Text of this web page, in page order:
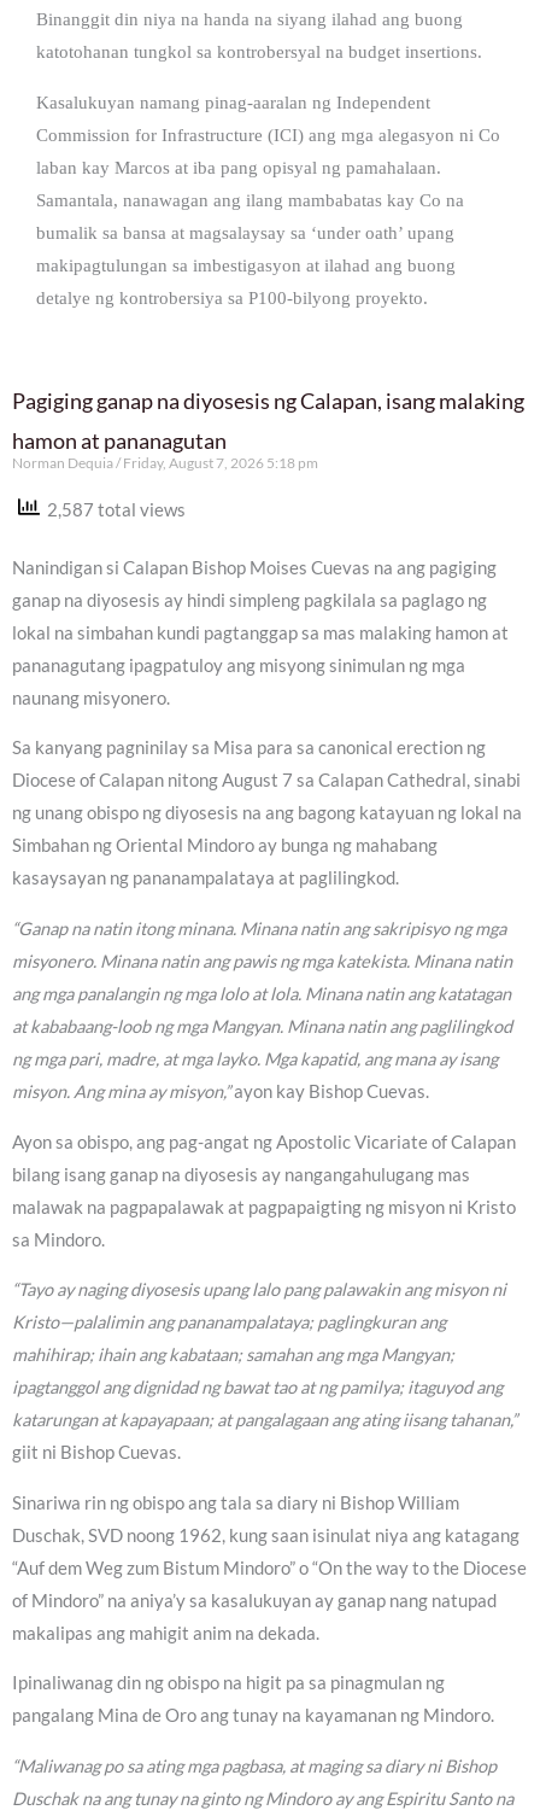
Binanggit din niya na handa na siyang ilahad ang buong
katotohanan tungkol sa kontrobersyal na budget insertions.
Kasalukuyan namang pinag-aaralan ng Independent
Commission for Infrastructure (ICI) ang mga alegasyon ni Co
laban kay Marcos at iba pang opisyal ng pamahalaan.
Samantala, nanawagan ang ilang mambabatas kay Co na
bumalik sa bansa at magsalaysay sa ‘under oath’ upang
makipagtulungan sa imbestigasyon at ilahad ang buong
detalye ng kontrobersiya sa P100-bilyong proyekto.
Pagiging ganap na diyosesis ng Calapan, isang malaking
hamon at pananagutan
Norman Dequia Friday, August 7, 2026 5:18 pm
2,587 total views
Nanindigan si Calapan Bishop Moises Cuevas na ang pagiging
ganap na diyosesis ay hindi simpleng pagkilala sa paglago ng
lokal na simbahan kundi pagtanggap sa mas malaking hamon at
pananagutang ipagpatuloy ang misyong sinimulan ng mga
naunang misyonero.
Sa kanyang pagninilay sa Misa para sa canonical erection ng
Diocese of Calapan nitong August 7 sa Calapan Cathedral, sinabi
ng unang obispo ng diyosesis na ang bagong katayuan ng lokal na
Simbahan ng Oriental Mindoro ay bunga ng mahabang
kasaysayan ng pananampalataya at paglilingkod.
“Ganap na natin itong minana. Minana natin ang sakripisyo ng mga
misyonero. Minana natin ang pawis ng mga katekista. Minana natin
ang mga panalangin ng mga lolo at lola. Minana natin ang katatagan
at kababaang-loob ng mga Mangyan. Minana natin ang paglilingkod
ng mga pari, madre, at mga layko. Mga kapatid, ang mana ay isang
misyon. Ang mina ay misyon,”ayon kay Bishop Cuevas.
Ayon sa obispo, ang pag-angat ng Apostolic Vicariate of Calapan
bilang isang ganap na diyosesis ay nangangahulugang mas
malawak na pagpapalawak at pagpapaigting ng misyon ni Kristo
sa Mindoro.
“Tayo ay naging diyosesis upang lalo pang palawakin ang misyon ni
Kristo—palalimin ang pananampalataya; paglingkuran ang
mahihirap; ihain ang kabataan; samahan ang mga Mangyan;
ipagtanggol ang dignidad ng bawat tao at ng pamilya; itaguyod ang
katarungan at kapayapaan; at pangalagaan ang ating iisang tahanan,”
giit ni Bishop Cuevas.
Sinariwa rin ng obispo ang tala sa diary ni Bishop William
Duschak, SVD noong 1962, kung saan isinulat niya ang katagang
“Auf dem Weg zum Bistum Mindoro” o “On the way to the Diocese
of Mindoro” na aniya’y sa kasalukuyan ay ganap nang natupad
makalipas ang mahigit anim na dekada.
Ipinaliwanag din ng obispo na higit pa sa pinagmulan ng
pangalang Mina de Oro ang tunay na kayamanan ng Mindoro.
“Maliwanag po sa ating mga pagbasa, at maging sa diary ni Bishop
Duschak na ang tunay na ginto ng Mindoro ay ang Espiritu Santo na